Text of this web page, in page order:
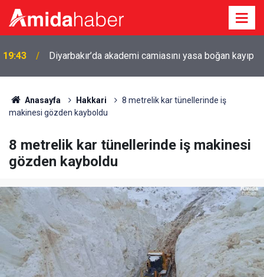
19:43 Diyarbakır’da akademi camiasını yasa boğan kayıp
Anasayfa Hakkari
8 metrelik kar tünellerinde iş
makinesi gözden kayboldu
8 metrelik kar tünellerinde iş makinesi
gözden kayboldu